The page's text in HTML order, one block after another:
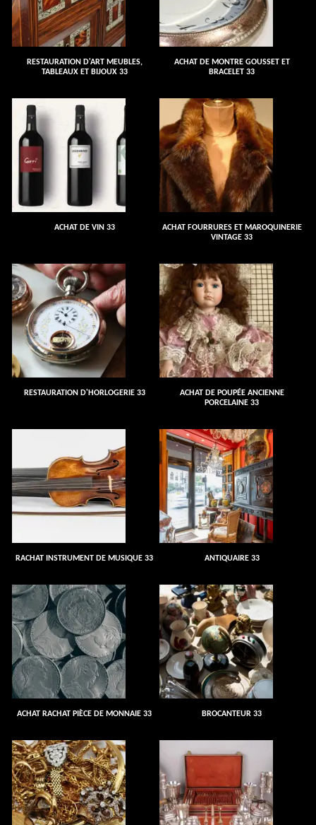
RESTAURATION D'ART MEUBLES,
TABLEAUX ET BIJOUX 33
ACHAT DE MONTRE GOUSSET ET
BRACELET 33
ACHAT DE VIN 33
ACHAT FOURRURES ET MAROQUINERIE
VINTAGE 33
RESTAURATION D'HORLOGERIE 33
ACHAT DE POUPÉE ANCIENNE
PORCELAINE 33
RACHAT INSTRUMENT DE MUSIQUE 33 ANTIQUAIRE 33
ACHAT RACHAT PIÈCE DE MONNAIE 33 BROCANTEUR 33